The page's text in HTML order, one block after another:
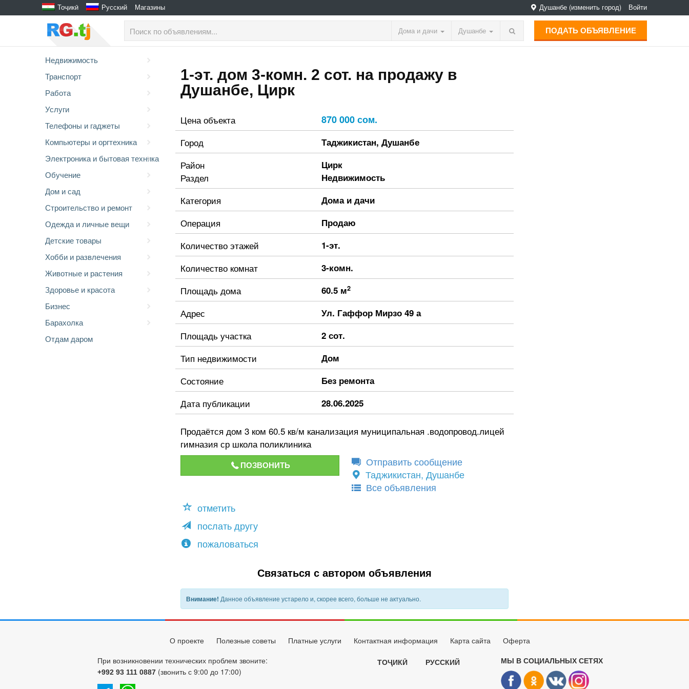
Тоҷикӣ Русский Магазины Душанбе (изменить город) Войти
Дома и дачи Душанбе ПОДАТЬ ОБЪЯВЛЕНИЕ
Недвижимость
Транспорт
Работа
Услуги
Телефоны и гаджеты
Компьютеры и оргтехника
Электроника и бытовая техника
Обучение
Дом и сад
Строительство и ремонт
Одежда и личные вещи
Детские товары
Хобби и развлечения
Животные и растения
Здоровье и красота
Бизнес
Барахолка
Отдам даром
1-эт. дом 3-комн. 2 сот. на продажу в
Душанбе, Цирк
Цена объекта 870 000 сом.
Город Таджикистан, Душанбе
Район Цирк
Раздел Недвижимость
Категория Дома и дачи
Операция Продаю
Количество этажей 1-эт.
Количество комнат 3-комн.
Площадь дома 60.5 м2
Адрес Ул. Гаффор Мирзо 49 а
Площадь участка 2 сот.
Тип недвижимости Дом
Состояние Без ремонта
Дата публикации 28.06.2025
Продаётся дом 3 ком 60.5 кв/м канализация муниципальная .водопровод.лицей
гимназия ср школа поликлиника
ПОЗВОНИТЬ
Отправить сообщение
Таджикистан, Душанбе
Все объявления
отметить
послать другу
пожаловаться
Связаться с автором объявления
Внимание! Данное объявление устарело и, скорее всего, больше не актуально.
О проекте Полезные советы Платные услуги Контактная информация Карта сайта Оферта
При возникновении технических проблем звоните:
+992 93 111 0887 (звонить с 9:00 до 17:00)
ТОҶИКӢ РУССКИЙ МЫ В СОЦИАЛЬНЫХ СЕТЯХ